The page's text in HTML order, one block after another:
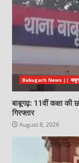
Babugarh News ||
बाबूगढ़: 11वीं कक्षा की
गिरफ्तार
August 8, 2026